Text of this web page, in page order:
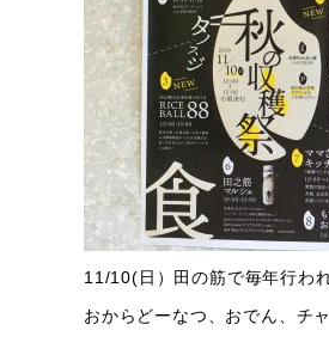
11/10(日）田の筋で毎年行わ
おからどーなつ、おでん、チ